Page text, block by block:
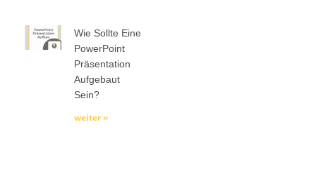
Wie Sollte Eine
PowerPoint
Präsentation
Aufgebaut
Sein?
weiter »